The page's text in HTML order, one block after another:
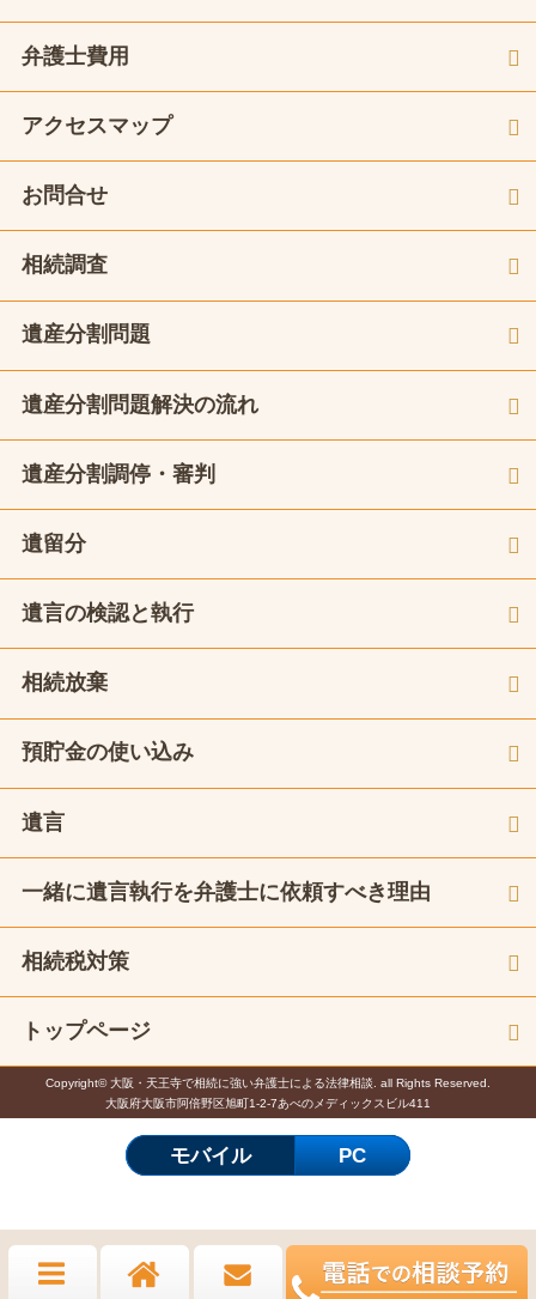
弁護士費用
アクセスマップ
お問合せ
相続調査
遺産分割問題
遺産分割問題解決の流れ
遺産分割調停・審判
遺留分
遺言の検認と執行
相続放棄
預貯金の使い込み
遺言
一緒に遺言執行を弁護士に依頼すべき理由
相続税対策
トップページ
Copyright© 大阪・天王寺で相続に強い弁護士による法律相談. all Rights Reserved.
大阪府大阪市阿倍野区旭町1-2-7あべのメディックスビル411
モバイル PC